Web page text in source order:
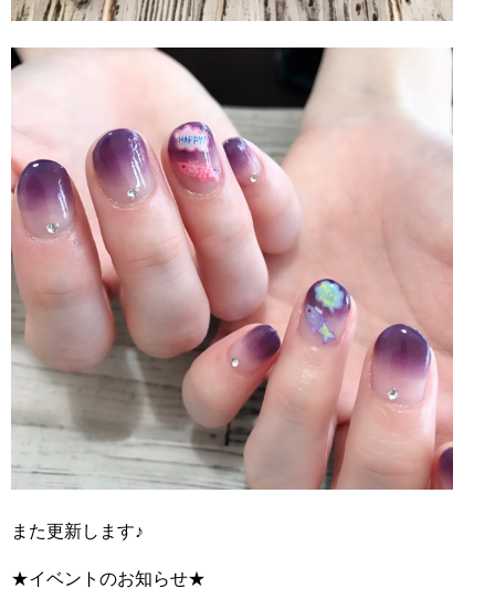
また更新します♪
★イベントのお知らせ★